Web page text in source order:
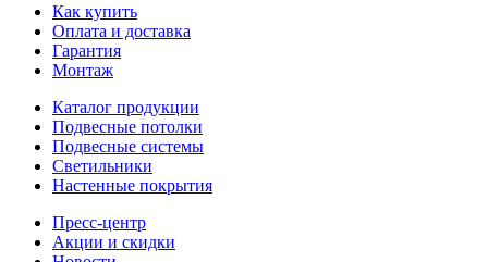
Как купить
Оплата и доставка
Гарантия
Монтаж
Каталог продукции
Подвесные потолки
Подвесные системы
Светильники
Настенные покрытия
Пресс-центр
Акции и скидки